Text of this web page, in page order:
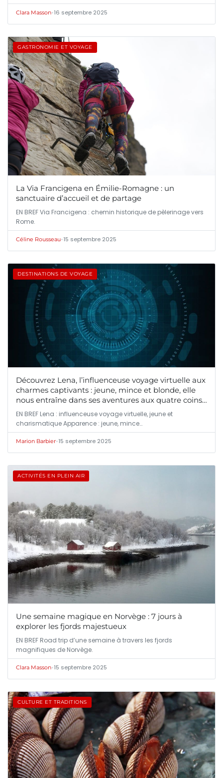
Clara Masson•16 septembre 2025
GASTRONOMIE ET VOYAGE
La Via Francigena en Émilie-Romagne : un
sanctuaire d’accueil et de partage
EN BREF Via Francigena : chemin historique de pèlerinage vers
Rome.
Céline Rousseau•15 septembre 2025
DESTINATIONS DE VOYAGE
Découvrez Lena, l’influenceuse voyage virtuelle aux
charmes captivants : jeune, mince et blonde, elle
nous entraîne dans ses aventures aux quatre coins
du globe
EN BREF Lena : influenceuse voyage virtuelle, jeune et
charismatique Apparence : jeune, mince…
Marion Barbier•15 septembre 2025
ACTIVITÉS EN PLEIN AIR
Une semaine magique en Norvège : 7 jours à
explorer les fjords majestueux
EN BREF Road trip d’une semaine à travers les fjords
magnifiques de Norvège.
Clara Masson•15 septembre 2025
CULTURE ET TRADITIONS